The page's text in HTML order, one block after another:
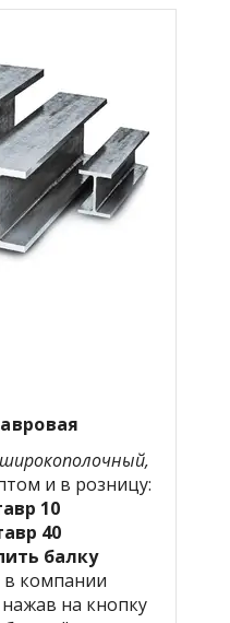
широкополочный,
и в розницу:
10
40
балку
в компании
на кнопку